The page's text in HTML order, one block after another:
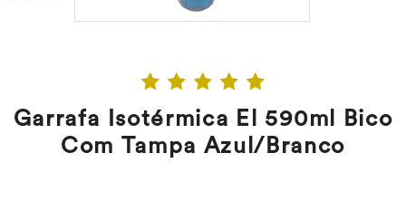
Garrafa Isotérmica El 590ml Bico
Com Tampa Azul/Branco